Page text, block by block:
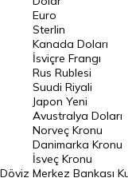
Pound Kuru
Frank Kuru
Riyal Kuru
Avustralya Doları
Danimarka Kronu Kuru
Kanada Doları Kuru
Norveç Kronu Kuru
Döviz
Euro
Sterlin
Kanada Doları
İsviçre Frangı
Rus Rublesi
Suudi Riyali
Japon Yeni
Avustralya Doları
Norveç Kronu
Danimarka Kronu
İsveç Kronu
Merkez Bankası